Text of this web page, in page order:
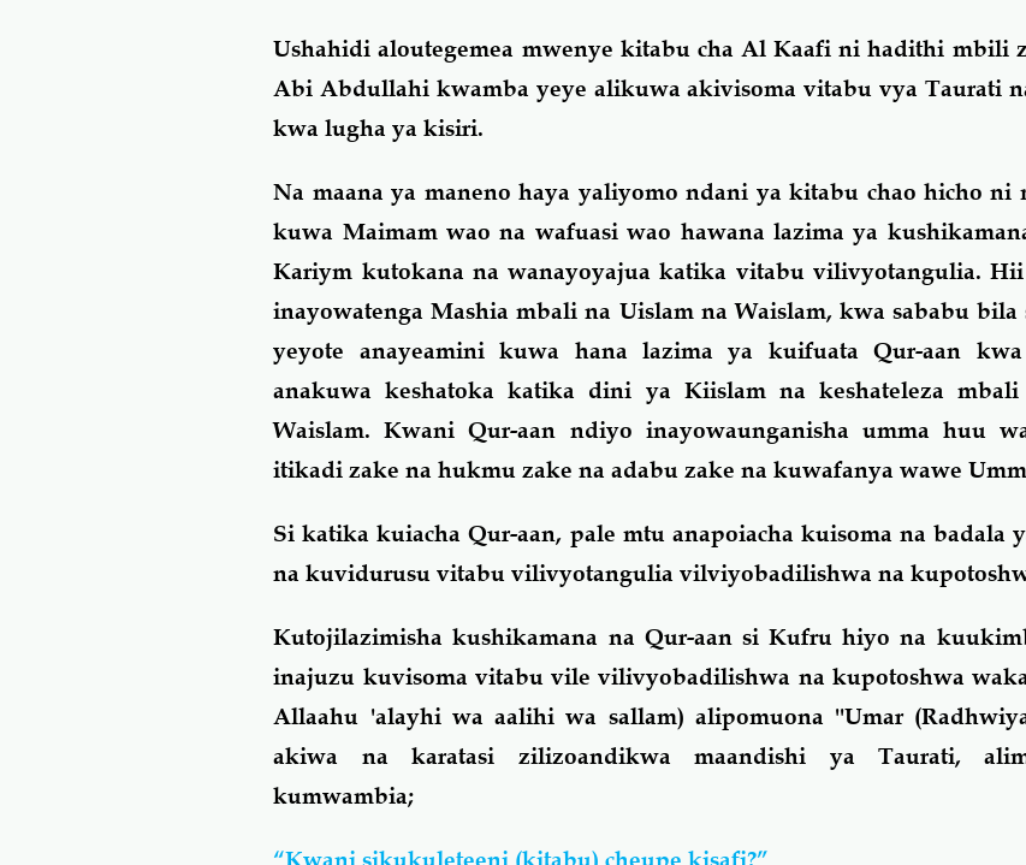
Ushahidi aloutegemea mwenye kitabu cha Al Kaafi ni hadithi mbili
Abi Abdullahi kwamba yeye alikuwa akivisoma vitabu vya Taurati
kwa lugha ya kisiri.
Na maana ya maneno haya yaliyomo ndani ya kitabu chao hicho ni
kuwa Maimam wao na wafuasi wao hawana lazima ya
Kariym kutokana na wanayoyajua katika vitabu vilivyotangulia.
inayowatenga Mashia mbali na Uislam na Waislam, kwa sababu bila
yeyote anayeamini kuwa hana lazima ya kuifuata Qur-aan
anakuwa keshatoka katika dini ya Kiislam na keshateleza
Waislam. Kwani Qur-aan ndiyo inayowaunganisha umma huu
itikadi zake na hukmu zake na adabu zake na kuwafanya wawe
Si katika kuiacha Qur-aan, pale mtu anapoiacha kuisoma na badala
na kuvidurusu vitabu vilivyotangulia vilviyobadilishwa na
Kutojilazimisha kushikamana na Qur-aan si Kufru hiyo na
inajuzu kuvisoma vitabu vile vilivyobadilishwa na kupotoshwa
Allaahu 'alayhi wa aalihi wa sallam) alipomuona ''Umar
akiwa na karatasi zilizoandikwa maandishi ya Taurati,
kumwambia;
“Kwani sikukuleteeni (kitabu) cheupe kisafi?”